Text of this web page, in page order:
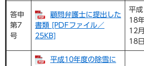
答申
第7
号
顧問弁護士に提出した
書類 [PDFファイル／
25KB]
平成
18
12月
18日
平成10年度の除雪に